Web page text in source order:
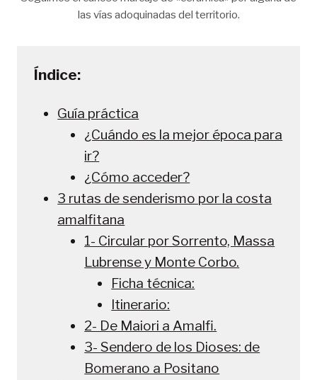
las vías adoquinadas del territorio.
Índice:
Guía práctica
¿Cuándo es la mejor época para
ir?
¿Cómo acceder?
3 rutas de senderismo por la costa
amalfitana
1- Circular por Sorrento, Massa
Lubrense y Monte Corbo.
Ficha técnica:
Itinerario:
2- De Maiori a Amalfi.
3- Sendero de los Dioses: de
Bomerano a Positano